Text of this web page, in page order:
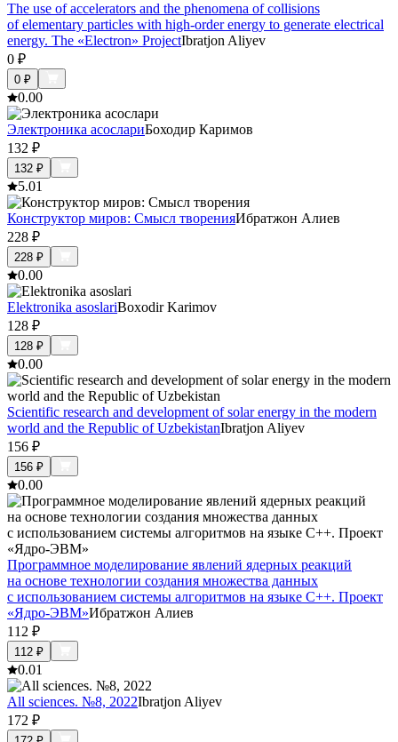
The use of accelerators and the phenomena of collisions
of elementary particles with high-order energy to generate electrical
energy. The «Electron» ProjectIbratjon Aliyev
0 ₽
0 ₽
0.00
Электроника асослариБоходир Каримов
132 ₽
132 ₽
5.01
Конструктор миров: Смысл творенияИбратжон Алиев
228 ₽
228 ₽
0.00
Elektronika asoslariBoxodir Karimov
128 ₽
128 ₽
0.00
Scientific research and development of solar energy in the modern
world and the Republic of UzbekistanIbratjon Aliyev
156 ₽
156 ₽
0.00
Программное моделирование явлений ядерных реакций
на основе технологии создания множества данных
с использованием системы алгоритмов на языке С++. Проект
«Ядро-ЭВМ»Ибратжон Алиев
112 ₽
112 ₽
0.01
All sciences. №8, 2022Ibratjon Aliyev
172 ₽